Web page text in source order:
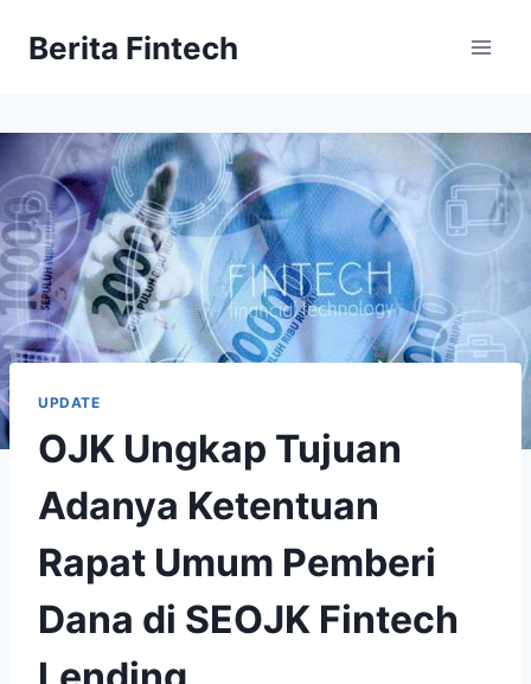
Berita Fintech
UPDATE
OJK Ungkap Tujuan
Adanya Ketentuan
Rapat Umum Pemberi
Dana di SEOJK Fintech